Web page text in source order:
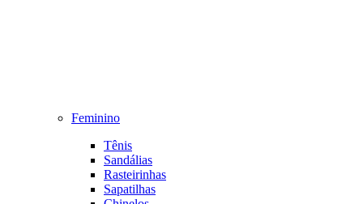
Feminino
Tênis
Sandálias
Rasteirinhas
Sapatilhas